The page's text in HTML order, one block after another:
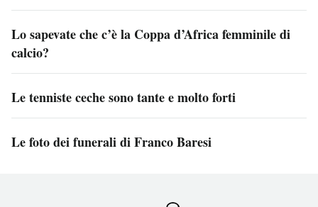
Lo sapevate che c’è la Coppa d’Africa femminile di
calcio?
Le tenniste ceche sono tante e molto forti
Le foto dei funerali di Franco Baresi